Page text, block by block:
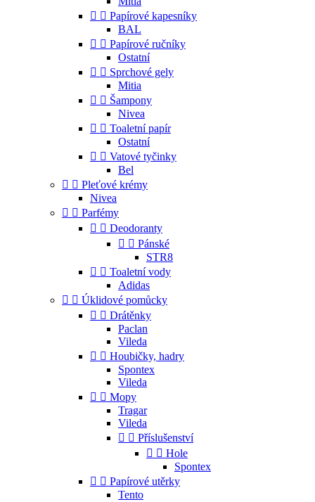
  Papírové kapesníky
BAL
  Papírové ručníky
Ostatní
  Sprchové gely
Mitia
  Šampony
Nivea
  Toaletní papír
Ostatní
  Vatové tyčinky
Bel
  Pleťové krémy
Nivea
  Parfémy
  Deodoranty
  Pánské
STR8
  Toaletní vody
Adidas
  Úklidové pomůcky
  Drátěnky
Paclan
Vileda
  Houbičky, hadry
Spontex
Vileda
  Mopy
Tragar
Vileda
  Příslušenství
  Hole
Spontex
  Papírové utěrky
Tento